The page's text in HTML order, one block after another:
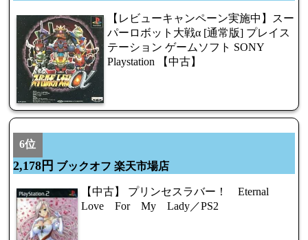
【レビューキャンペーン実施中】スー
パーロボット大戦α [通常版] プレイス
テーション ゲームソフト SONY
Playstation 【中古】
6位
2,178円 ブックオフ 楽天市場店
【中古】 プリンセスラバー！ Eternal
Love For My Lady／PS2